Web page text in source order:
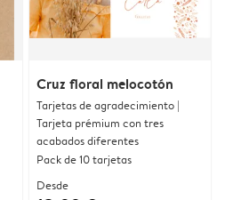
Cruz floral melocotón
Tarjetas de agradecimiento |
Tarjeta prémium con tres
acabados diferentes
Pack de 10 tarjetas
Desde